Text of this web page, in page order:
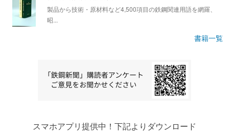
製品から技術・原材料など4,500項目の鉄鋼関連用語を網羅、
昭...
書籍一覧
スマホアプリ提供中！下記よりダウンロード